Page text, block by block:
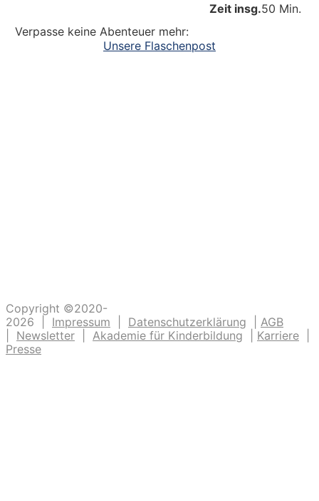
Zeit insg.50 Min.
Verpasse keine Abenteuer mehr:
Unsere Flaschenpost
Copyright ©2020-
2026 | Impressum Datenschutzerklärung
AGB
Newsletter Akademie für Kinderbildung Karriere
Presse